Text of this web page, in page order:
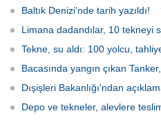
protesto gemisindeki 21 çevre aktivisti,
günlerdir gemiden çıkmalarına izin
verilmediğini ve temel haklarının ihlal
edildiğini öne sürdü. Mürettebatta iki
Britanyalı aktivist de bulunuyor.
Baltık Denizi'nde tarih yazıldı!
Limana dadandılar, 10 tekneyi
Tekne, su aldı: 100 yolcu,
Bacasında yangın çıkan
Dışişleri Bakanlığı'ndan
Depo ve tekneler, alevlere